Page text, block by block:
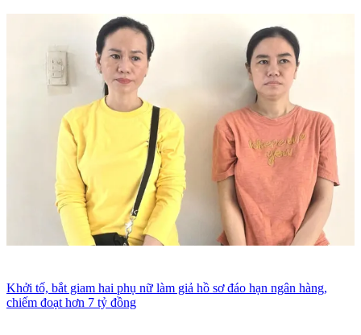
Khởi tố, bắt giam hai phụ nữ làm giả hồ sơ đáo hạn ngân hàng,
chiếm đoạt hơn 7 tỷ đồng